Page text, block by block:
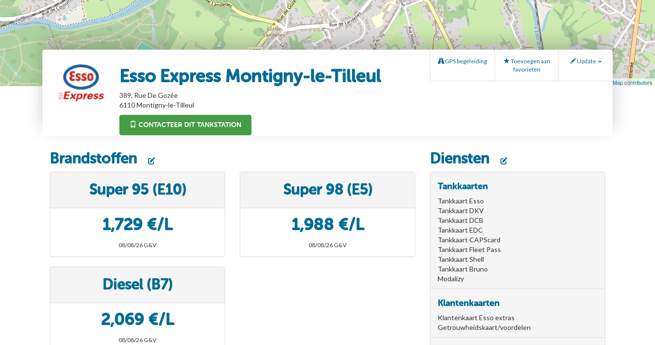
Leaflet| Map data ©OpenStreetMapcontributors, ©OpenStreetMap contributors
Esso Express Montigny-le-Tilleul
389, Rue De Gozée
6110 Montigny-le-Tilleul
CONTACTEER DIT TANKSTATION
GPS begeleiding
Toevoegen aan
favorieten
Update
Brandstoffen
Super 95 (E10)
1,729 €/L
08/08/26 G&V
Super 98 (E5)
1,988 €/L
08/08/26 G&V
Diesel (B7)
2,069 €/L
08/08/26 G&V
Diensten
Tankkaarten
Tankkaart Esso
Tankkaart DKV
Tankkaart DCB
Tankkaart EDC
Tankkaart CAPScard
Tankkaart Fleet Pass
Tankkaart Shell
Tankkaart Bruno
Modalizy
Klantenkaarten
Klantenkaart Esso extras
Getrouwheidskaart/voordelen